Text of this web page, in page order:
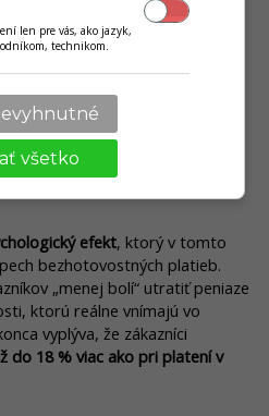
vs. platenie v hotovosti
v rámci umožňovania
aj na zákazníkov, ktorí
Hybridný model, ktorý dáva
spôsobmi, je znakom
z návštevníkov vašej
jedného zo spôsobov platby
efekt, ktorý v tomto
bezhotovostných platieb.
„menej bolí“ utratiť peniaze
ktorú reálne vnímajú vo
vyplýva, že zákazníci
do 18 % viac ako pri platení v
len pre vás, ako jazyk,
technikom.
všetko